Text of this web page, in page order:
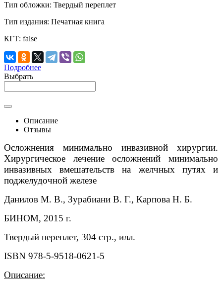
Тип обложки: Твердый переплет
Тип издания: Печатная книга
КГТ: false
Подробнее
Выбрать
Описание
Отзывы
Осложнения минимально инвазивной хирургии.
Хирургическое лечение осложнений минимально
инвазивных вмешательств на желчных путях и
поджелудочной железе
Данилов М. В., Зурабиани В. Г., Карпова Н. Б.
БИНОМ, 2015 г.
Твердый переплет, 304 стр., илл.
ISBN 978-5-9518-0621-5
Описание: